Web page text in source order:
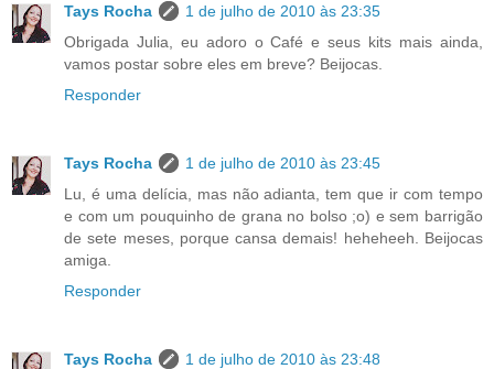
Tays Rocha
1 de julho de 2010 às 23:35
Obrigada Julia, eu adoro o Café e seus kits mais ainda,
vamos postar sobre eles em breve? Beijocas.
Responder
Tays Rocha
1 de julho de 2010 às 23:45
Lu, é uma delícia, mas não adianta, tem que ir com tempo
e com um pouquinho de grana no bolso ;o) e sem barrigão
de sete meses, porque cansa demais! heheheeh. Beijocas
amiga.
Responder
Tays Rocha
1 de julho de 2010 às 23:48